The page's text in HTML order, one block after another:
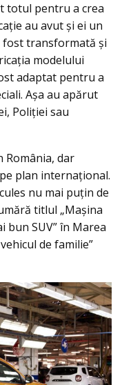
totul pentru a crea
au avut şi ei un
fost transformată şi
modelului
adaptat pentru a
Așa au apărut
Poliției sau
România, dar
plan internațional.
nu mai puțin de
titlul „Mașina
bun SUV” în Marea
de familie”